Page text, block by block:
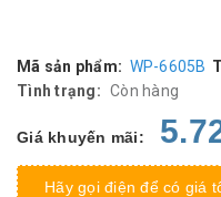
Mã sản phẩm: WP-6605B
Tình trạng: Còn hàng
Giá khuyến mãi:
Hãy gọi điện để có giá